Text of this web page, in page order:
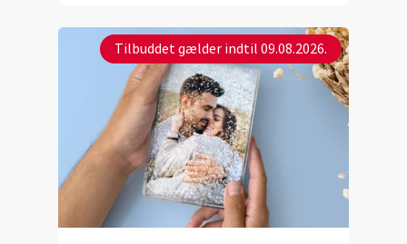
Tilbuddet gælder indtil 09.08.2026.